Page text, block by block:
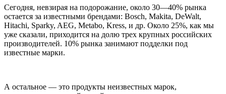
Сегодня, невзирая на подорожание, около 30—40% рынка
остается за известными брендами: Bosch, Makita, DeWalt,
Hitachi, Sparky, AEG, Metabo, Kress, и др. Около 25%, как мы
уже сказали, приходится на долю трех крупных российских
производителей. 10% рынка занимают подделки под
известные марки.
А остальное — это продукты неизвестных марок,